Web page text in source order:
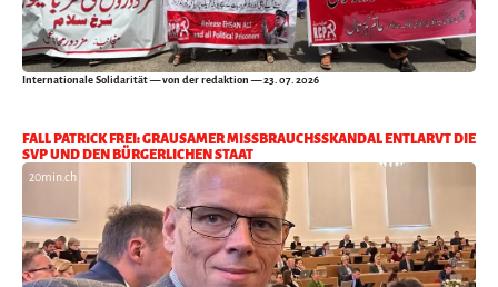
Internationale Solidarität— von der redaktion — 23. 07. 2026
FALL PATRICK FREI: GRAUSAMER MISSBRAUCHSSKANDAL ENTLARVT DIE
SVP UND DEN BÜRGERLICHEN STAAT
20min.ch